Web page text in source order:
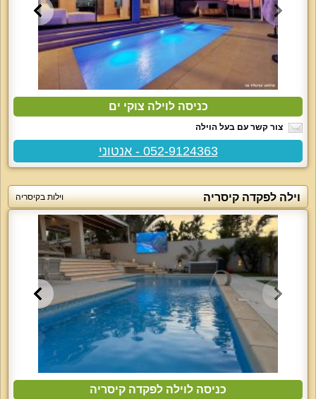
כניסה לוילה צוקי ים
צור קשר עם בעל הוילה
052-9124363 - אנטוני
וילה לפקדה קיסריה וילות בקיסריה
כניסה לוילה לפקדה קיסריה